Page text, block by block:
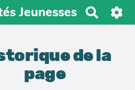
Jeunesses
e
h
e
de la
page